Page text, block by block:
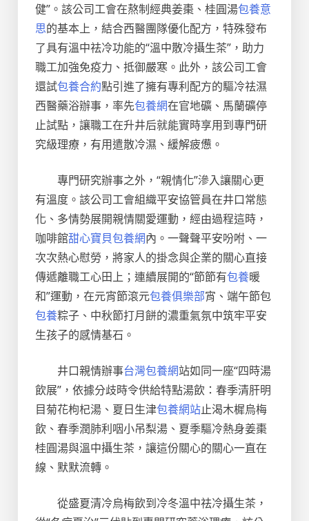
健”。該公司工會在熬制經典姜棗、桂圓湯包養意
思的基本上，結合西醫團隊優化配方，特殊發布
了具有溫中祛冷功能的“溫中散冷攝生茶”，助力
職工加強免疫力、抵御嚴寒。此外，該公司工會
還試包養合約點引進了擁有專利配方的驅冷祛濕
西醫藥浴辦事，率先包養網在官地礦、馬蘭礦停
止試點，讓職工在升井后就能實時享用到專門研
究級理療，有用遣散冷濕、緩解疲憊。
專門研究辦事之外，“親情化”滲入讓關心更
有溫度。該公司工會組織平安協管員在井口常態
化、多情勢展開親情關愛運動，經由過程這時，
咖啡館甜心寶貝包養網內。一聲聲平安吩咐、一
次次熱心慰勞，將家人的掛念與企業的關心直接
傳遞離職工心田上；連續展開的“節節有包養暖
和”運動，在元宵節滾元包養俱樂部宵、端午節包
包養粽子、中秋節打月餅的濃重氣氛中筑牢平安
生孩子的感情基石。
井口親情辦事台灣包養網站如同一座“四時湯
飲展”，依據分歧時令供給特點湯飲：春季清肝明
目菊花枸杞湯、夏日生津包養網站止渴木樨烏梅
飲、春季潤肺利咽小吊梨湯、夏季驅冷熱身姜棗
桂圓湯與溫中攝生茶，讓這份關心的關心一直在
線、默默流轉。
從盛夏清冷烏梅飲到冷冬溫中祛冷攝生茶，